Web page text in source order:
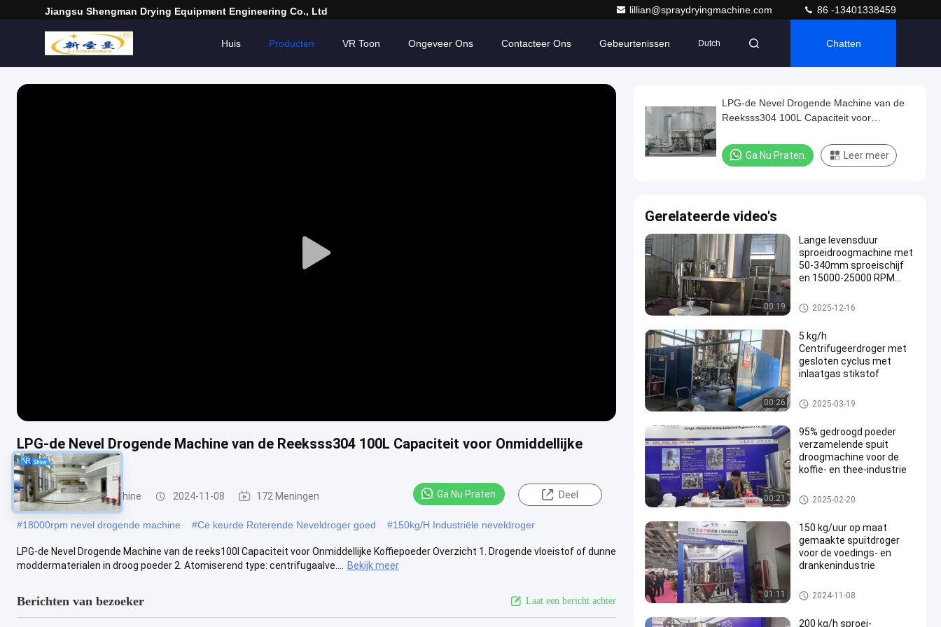
Jiangsu Shengman Drying Equipment Engineering Co., Ltd lillian@spraydryingmachine.com 86 -13401338459
Huis Producten VR Toon Ongeveer Ons Contacteer Ons Gebeurtenissen Dutch Chatten
Play
LPG-de Nevel Drogende Machine van de Reeksss304 100L Capaciteit voor Onmiddellijke
Koffiepoeder
Nevel Drogende Machine 2024-11-08 172 Meningen Ga Nu Praten. Deel
#18000rpm nevel drogende machine #Ce keurde Roterende Neveldroger goed #150kg/H Industriële neveldroger
LPG-de Nevel Drogende Machine van de reeks100l Capaciteit voor Onmiddellijke Koffiepoeder Overzicht 1. Drogende vloeistof of dunne
moddermaterialen in droog poeder 2. Atomiserend type: centrifugaalve....
Bekijk meer
Berichten van bezoeker Laat een bericht achter
LPG-de Nevel Drogende Machine van de
Reeksss304 100L Capaciteit voor
Ga Nu Praten. Leer meer
Gerelateerde video's
00:19
Lange levensduur
sproeidroogmachine met
50-340mm sproeischijf
en 15000-25000 RPM
5kg/u-5000kg/u
waterverdamping
Nevel Drogende Machine
2025-12-16
00:26
5 kg/h
Centrifugeerdroger met
gesloten cyclus met
inlaatgas stikstof
Nevel Drogende Machine
2025-03-19
00:21
95% gedroogd poeder
verzamelende spuit
droogmachine voor de
koffie- en thee-industrie
Nevel Drogende Machine
2025-02-20
01:11
150 kg/uur op maat
gemaakte spuitdroger
voor de voedings- en
drankenindustrie
Nevel Drogende Machine
2024-11-08
200 kg/h sproei-